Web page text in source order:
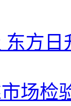
方日
场检